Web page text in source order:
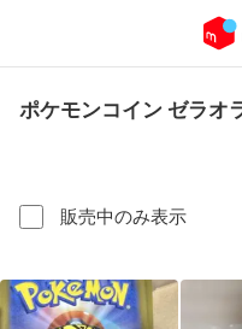
ポケモンコイン ゼラオ
販売中のみ表示